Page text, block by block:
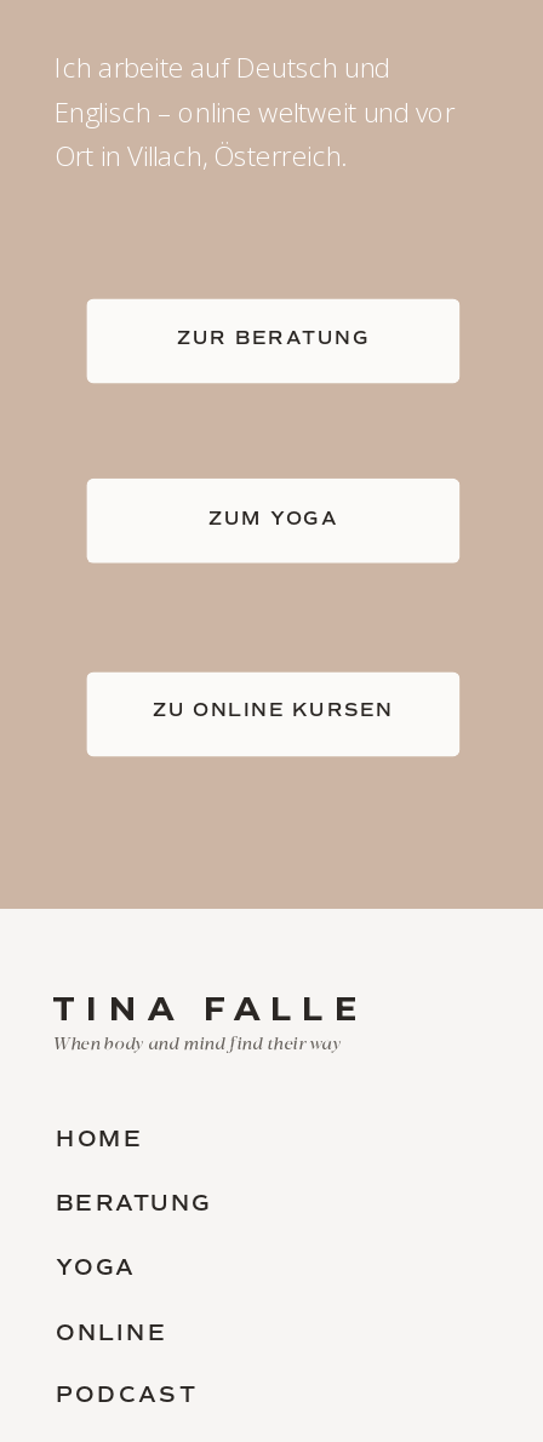
ZUR BERATUNG
Ich arbeite auf Deutsch und
Englisch – online weltweit und vor
Ort in Villach, Österreich.
ZUM YOGA
ZU ONLINE KURSEN
ONLINE
BERATUNG
HOME
YOGA
PODCAST
TINA FALLE
When body and mind find their way